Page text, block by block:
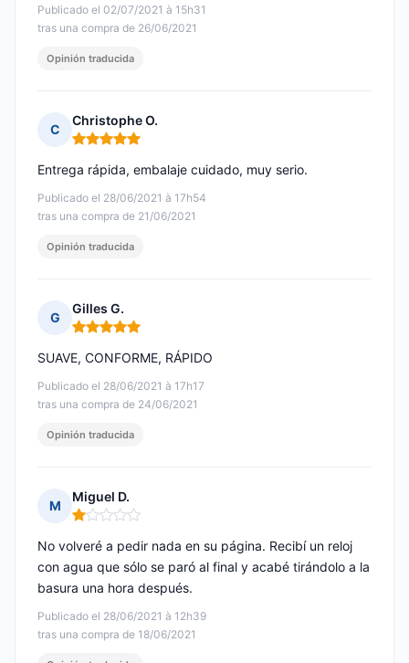
Publicado el 02/07/2021 à 15h31
tras una compra de 26/06/2021
Opinión traducida
C
Christophe O.
Nota: 5 de 5
Publicado el 28/06/2021 à 17h54
tras una compra de 21/06/2021
Entrega rápida, embalaje cuidado, muy serio.
Opinión traducida
G
Gilles G.
Nota: 5 de 5
Publicado el 28/06/2021 à 17h17
tras una compra de 24/06/2021
SUAVE, CONFORME, RÁPIDO
Opinión traducida
M
Miguel D.
Nota: 1 de 5
Publicado el 28/06/2021 à 12h39
tras una compra de 18/06/2021
No volveré a pedir nada en su página. Recibí un reloj
con agua que sólo se paró al final y acabé tirándolo a la
basura una hora después.